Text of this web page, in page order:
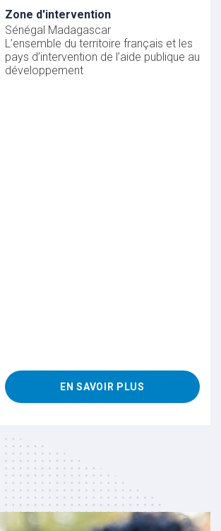
Zone d'intervention
Sénégal Madagascar
L’ensemble du territoire français et les
pays d’intervention de l’aide publique au
développement
EN SAVOIR PLUS